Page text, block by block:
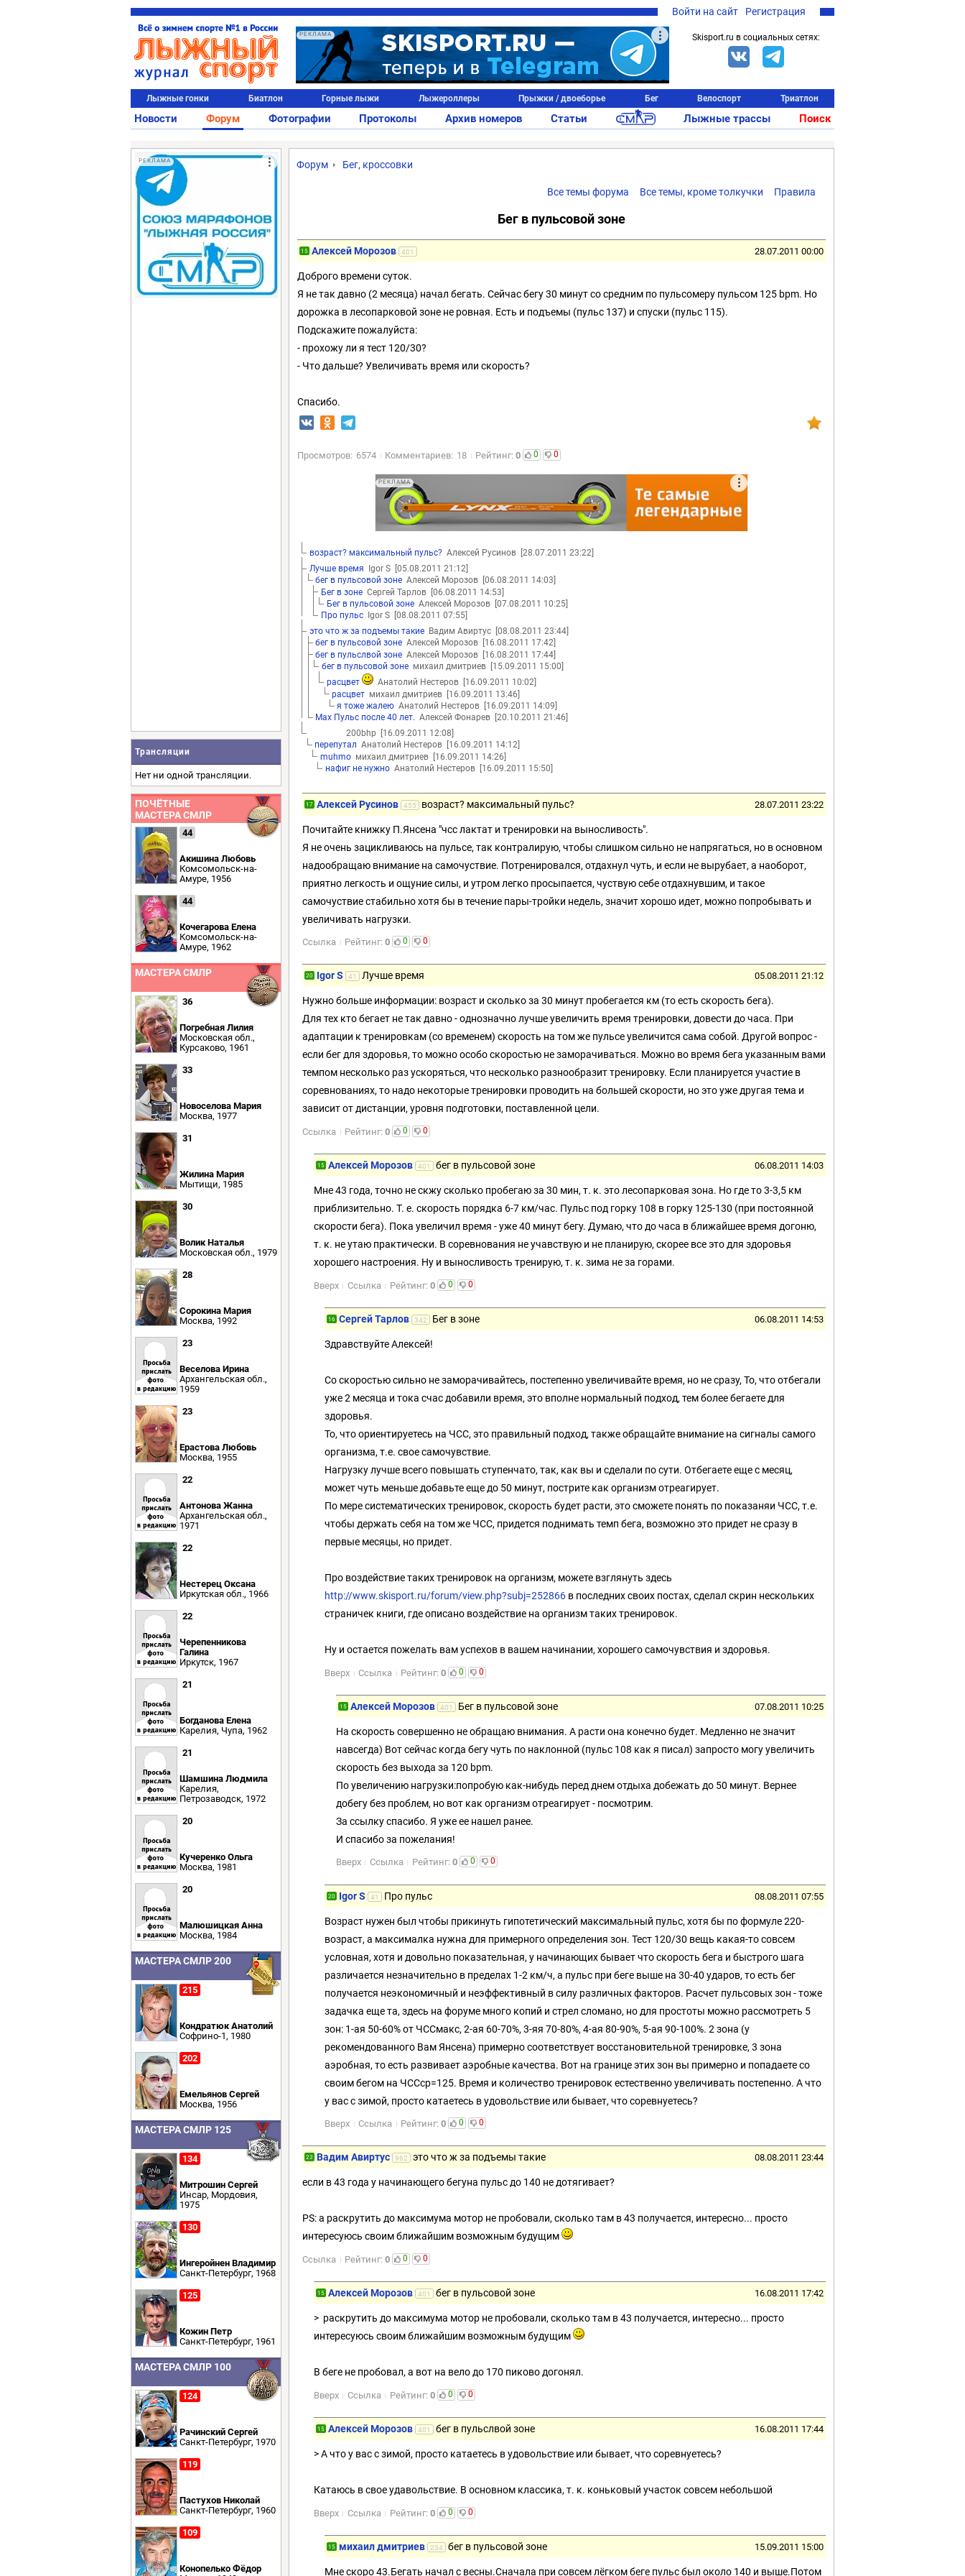
Войти на сайт Регистрация
РЕКЛАМА Skisport.ru в социальных сетях:
Лыжные гонки Биатлон Горные лыжи Лыжероллеры Прыжки / двоеборье Бег Велоспорт Триатлон
Новости Форум Фотографии Протоколы Архив номеров Статьи Лыжные трассы Поиск
РЕКЛАМА
Трансляции
Нет ни одной трансляции.
ПОЧЁТНЫЕ
МАСТЕРА СМЛР
44
Акишина Любовь
Комсомольск-на-
Амуре, 1956
44
Кочегарова Елена
Комсомольск-на-
Амуре, 1962
МАСТЕРА СМЛР
36
Погребная Лилия
Московская обл.,
Курсаково, 1961
33
Новоселова Мария
Москва, 1977
31
Жилина Мария
Мытищи, 1985
30
Волик Наталья
Московская обл., 1979
28
Сорокина Мария
Москва, 1992
23
Веселова Ирина
Архангельская обл.,
1959
23
Ерастова Любовь
Москва, 1955
22
Антонова Жанна
Архангельская обл.,
1971
22
Нестерец Оксана
Иркутская обл., 1966
22
Черепенникова
Галина
Иркутск, 1967
21
Богданова Елена
Карелия, Чупа, 1962
21
Шамшина Людмила
Карелия,
Петрозаводск, 1972
20
Кучеренко Ольга
Москва, 1981
20
Малюшицкая Анна
Москва, 1984
МАСТЕРА СМЛР 200
215
Кондратюк Анатолий
Софрино-1, 1980
202
Емельянов Сергей
Москва, 1956
МАСТЕРА СМЛР 125
134
Митрошин Сергей
Инсар, Мордовия,
1975
130
Ингеройнен Владимир
Санкт-Петербург, 1968
125
Кожин Петр
Санкт-Петербург, 1961
МАСТЕРА СМЛР 100
124
Рачинский Сергей
Санкт-Петербург, 1970
119
Пастухов Николай
Санкт-Петербург, 1960
109
Конопелько Фёдор
Форум Бег, кроссовки
Правила
Все темы, кроме толкучки
Все темы форума
Бег в пульсовой зоне
15 Алексей Морозов 401 28.07.2011 00:00
Доброго времени суток.
Я не так давно (2 месяца) начал бегать. Сейчас бегу 30 минут со средним по пульсомеру пульсом 125 bpm. Но
дорожка в лесопарковой зоне не ровная. Есть и подъемы (пульс 137) и спуски (пульс 115).
Подскажите пожалуйста:
- прохожу ли я тест 120/30?
- Что дальше? Увеличивать время или скорость?
Спасибо.
Просмотров: 6574 Комментариев: 18 Рейтинг:0 0 0
РЕКЛАМА
возраст? максимальный пульс?Алексей Русинов
[28.07.2011 23:22]
Лучше время Igor S [05.08.2011 21:12]
бег в пульсовой зоне Алексей Морозов
[06.08.2011 14:03]
Бег в зонеСергей Тарлов [06.08.2011 14:53]
Бег в пульсовой зонеАлексей Морозов
[07.08.2011 10:25]
Про пульсIgor S
[08.08.2011 07:55]
это что ж за подъемы такиеВадим Авиртус [08.08.2011 23:44]
бег в пульсовой зоне Алексей Морозов
[16.08.2011 17:42]
бег в пульслвой зоне Алексей Морозов [16.08.2011 17:44]
бег в пульсовой зонемихаил дмитриев
[15.09.2011 15:00]
расцвет
Aнатолий Нестеров
[16.09.2011 10:02]
расцвет михаил дмитриев [16.09.2011 13:46]
я тоже жалею Aнатолий Нестеров
[16.09.2011 14:09]
Max Пульс после 40 лет. Алексей Фонарев
[20.10.2011 21:46]
200bhp
[16.09.2011 12:08]
перепутал Aнатолий Нестеров
[16.09.2011 14:12]
muhmoмихаил дмитриев [16.09.2011 14:26]
нафиг не нужноAнатолий Нестеров [16.09.2011 15:50]
17 Алексей Русинов 455 возраст? максимальный пульс? 28.07.2011 23:22
Почитайте книжку П.Янсена "чсс лактат и тренировки на выносливость".
Я не очень зацикливаюсь на пульсе, так контралирую, чтобы слишком сильно не напрягаться, но в основном
надообращаю внимание на самочуствие. Потренировался, отдахнул чуть, и если не вырубает, а наоборот,
приятно легкость и ощуние силы, и утром легко просыпается, чуствую себе отдахнувшим, и такое
самочуствие стабильно хотя бы в течение пары-тройки недель, значит хорошо идет, можно попробывать и
увеличивать нагрузки.
Ссылка Рейтинг:0 0 0
20 Igor S 41 Лучше время 05.08.2011 21:12
Нужно больше информации: возраст и сколько за 30 минут пробегается км (то есть скорость бега).
Для тех кто бегает не так давно - однозначно лучше увеличить время тренировки, довести до часа. При
адаптации к тренировкам (со временем) скорость на том же пульсе увеличится сама собой. Другой вопрос -
если бег для здоровья, то можно особо скоростью не заморачиваться. Можно во время бега указанным вами
темпом несколько раз ускоряться, что несколько разнообразит тренировку. Если планируется участие в
соревнованиях, то надо некоторые тренировки проводить на большей скорости, но это уже другая тема и
зависит от дистанции, уровня подготовки, поставленной цели.
Ссылка Рейтинг:0 0 0
15 Алексей Морозов 401 бег в пульсовой зоне 06.08.2011 14:03
Мне 43 года, точно не скжу сколько пробегаю за 30 мин, т. к. это лесопарковая зона. Но где то 3-3,5 км
приблизительно. Т. е. скорость порядка 6-7 км/час. Пульс под горку 108 в горку 125-130 (при постоянной
скорости бега). Пока увеличил время - уже 40 минут бегу. Думаю, что до часа в ближайшее время догоню,
т. к. не утаю практически. В соревнования не учавствую и не планирую, скорее все это для здоровья
хорошего настроения. Ну и выносливость тренирую, т. к. зима не за горами.
Вверх Ссылка Рейтинг: 0 0 0
16 Сергей Тарлов 342 Бег в зоне 06.08.2011 14:53
Здравствуйте Алексей!
Со скоростью сильно не заморачивайтесь, постепенно увеличивайте время, но не сразу, То, что отбегали
уже 2 месяца и тока счас добавили время, это вполне нормальный подход, тем более бегаете для
здоровья.
То, что ориентируетесь на ЧСС, это правильный подход, также обращайте внимание на сигналы самого
организма, т.е. свое самочувствие.
Нагрузку лучше всего повышать ступенчато, так, как вы и сделали по сути. Отбегаете еще с месяц,
может чуть меньше добавьте еще до 50 минут, пострите как организм отреагирует.
По мере систематических тренировок, скорость будет расти, это сможете понять по показаняи ЧСС, т.е.
чтобы держать себя на том же ЧСС, придется поднимать темп бега, возможно это придет не сразу в
первые месяцы, но придет.
Про воздействие таких тренировок на организм, можете взглянуть здесь
http://www.skisport.ru/forum/view.php?subj=252866 в последних своих постах, сделал скрин нескольких
страничек книги, где описано воздействие на организм таких тренировок.
Ну и остается пожелать вам успехов в вашем начинании, хорошего самочувствия и здоровья.
Вверх Ссылка Рейтинг:0 0 0
15 Алексей Морозов 401 Бег в пульсовой зоне 07.08.2011 10:25
На скорость совершенно не обращаю внимания. А расти она конечно будет. Медленно не значит
навсегда) Вот сейчас когда бегу чуть по наклонной (пульс 108 как я писал) запросто могу увеличить
скорость без выхода за 120 bpm.
По увеличению нагрузки:попробую как-нибудь перед днем отдыха добежать до 50 минут. Вернее
добегу без проблем, но вот как организм отреагирует - посмотрим.
За ссылку спасибо. Я уже ее нашел ранее.
И спасибо за пожелания!
Вверх Ссылка Рейтинг: 0 0 0
20 Igor S 41 Про пульс 08.08.2011 07:55
Возраст нужен был чтобы прикинуть гипотетический максимальный пульс, хотя бы по формуле 220-
возраст, а максималка нужна для примерного определения зон. Тест 120/30 вещь какая-то совсем
условная, хотя и довольно показательная, у начинающих бывает что скорость бега и быстрого шага
различается незначительно в пределах 1-2 км/ч, а пульс при беге выше на 30-40 ударов, то есть бег
получается неэкономичный и неэффективный в силу различных факторов. Расчет пульсовых зон - тоже
задачка еще та, здесь на форуме много копий и стрел сломано, но для простоты можно рассмотреть 5
зон: 1-ая 50-60% от ЧССмакс, 2-ая 60-70%, 3-яя 70-80%, 4-ая 80-90%, 5-ая 90-100%. 2 зона (у
рекомендованного Вам Янсена) примерно соответствует восстановительной тренировке, 3 зона
аэробная, то есть развивает аэробные качества. Вот на границе этих зон вы примерно и попадаете со
своим бегом на ЧССср=125. Время и количество тренировок естественно увеличивать постепенно. А что
у вас с зимой, просто катаетесь в удовольствие или бывает, что соревнуетесь?
Вверх Ссылка Рейтинг:0 0 0
23 Вадим Авиртус 962 это что ж за подъемы такие 08.08.2011 23:44
если в 43 года у начинающего бегуна пульс до 140 не дотягивает?
PS: а раскрутить до максимума мотор не пробовали, сколько там в 43 получается, интересно... просто
интересуюсь своим ближайшим возможным будущим
Ссылка Рейтинг:0 0 0
15 Алексей Морозов 401 бег в пульсовой зоне 16.08.2011 17:42
> раскрутить до максимума мотор не пробовали, сколько там в 43 получается, интересно... просто
интересуюсь своим ближайшим возможным будущим
В беге не пробовал, а вот на вело до 170 пиково догонял.
Вверх Ссылка Рейтинг: 0 0 0
15 Алексей Морозов 401 бег в пульслвой зоне 16.08.2011 17:44
> А что у вас с зимой, просто катаетесь в удовольствие или бывает, что соревнуетесь?
Катаюсь в свое удавольствие. В основном классика, т. к. коньковый участок совсем небольшой
Вверх Ссылка Рейтинг: 0 0 0
15 михаил дмитриев 234 бег в пульсовой зоне 15.09.2011 15:00
Мне скоро 43.Бегать начал с весны.Сначала при совсем лёгком беге пульс был около 140 и выше.Потом